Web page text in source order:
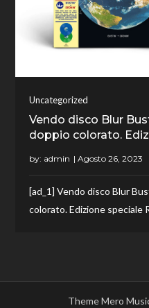
Uncategorized
Vendo disco Blur
doppio colorato.
by: admin
[ad_1] Vendo disco Blur
colorato. Edizione speciale
Theme Mero